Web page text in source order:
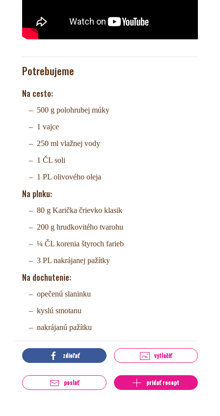
Potrebujeme
Na cesto:
500 g polohrubej múky
1 vajce
250 ml vlažnej vody
1 ČL soli
1 PL olivového oleja
Na plnku:
80 g Karička črievko klasik
200 g hrudkovitého tvarohu
¼ ČL korenia štyroch farieb
3 PL nakrájanej pažítky
Na dochutenie:
opečenú slaninku
kyslú smotanu
nakrájanú pažítku
zdieľať vytlačiť
poslať pridať recept